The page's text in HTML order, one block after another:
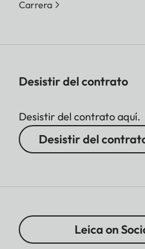
Carrera
Desistir del contrato
Desistir del contrato aquí.
Desistir del
Leica on